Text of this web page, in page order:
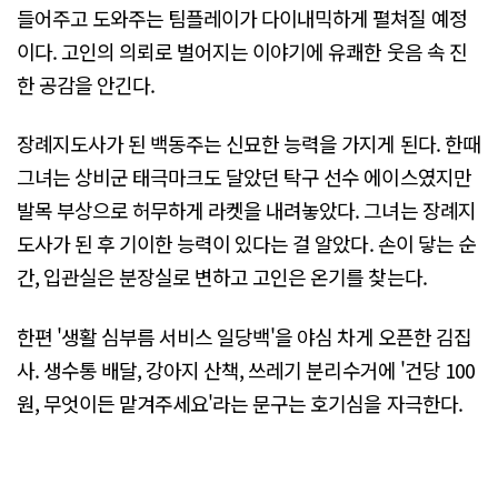
들어주고 도와주는 팀플레이가 다이내믹하게 펼쳐질 예정
이다. 고인의 의뢰로 벌어지는 이야기에 유쾌한 웃음 속 진
한 공감을 안긴다.
장례지도사가 된 백동주는 신묘한 능력을 가지게 된다. 한때
그녀는 상비군 태극마크도 달았던 탁구 선수 에이스였지만
발목 부상으로 허무하게 라켓을 내려놓았다. 그녀는 장례지
도사가 된 후 기이한 능력이 있다는 걸 알았다. 손이 닿는 순
간, 입관실은 분장실로 변하고 고인은 온기를 찾는다.
한편 '생활 심부름 서비스 일당백'을 야심 차게 오픈한 김집
사. 생수통 배달, 강아지 산책, 쓰레기 분리수거에 '건당 100
원, 무엇이든 맡겨주세요'라는 문구는 호기심을 자극한다.